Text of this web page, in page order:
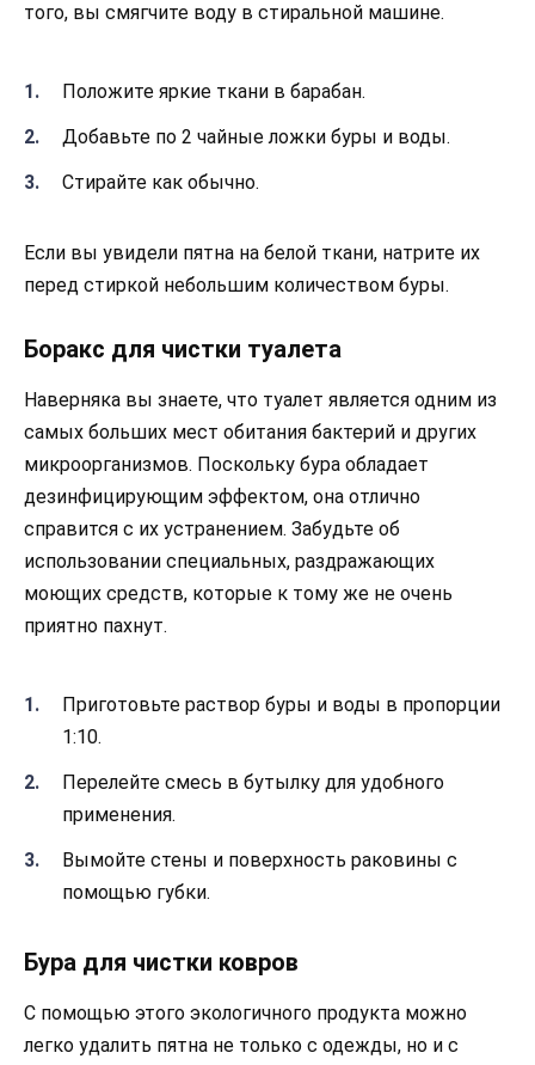
того, вы смягчите воду в стиральной машине.
Положите яркие ткани в барабан.
Добавьте по 2 чайные ложки буры и воды.
Стирайте как обычно.
Если вы увидели пятна на белой ткани, натрите их
перед стиркой небольшим количеством буры.
Боракс для чистки туалета
Наверняка вы знаете, что туалет является одним из
самых больших мест обитания бактерий и других
микроорганизмов. Поскольку бура обладает
дезинфицирующим эффектом, она отлично
справится с их устранением. Забудьте об
использовании специальных, раздражающих
моющих средств, которые к тому же не очень
приятно пахнут.
Приготовьте раствор буры и воды в пропорции
1:10.
Перелейте смесь в бутылку для удобного
применения.
Вымойте стены и поверхность раковины с
помощью губки.
Бура для чистки ковров
С помощью этого экологичного продукта можно
легко удалить пятна не только с одежды, но и с